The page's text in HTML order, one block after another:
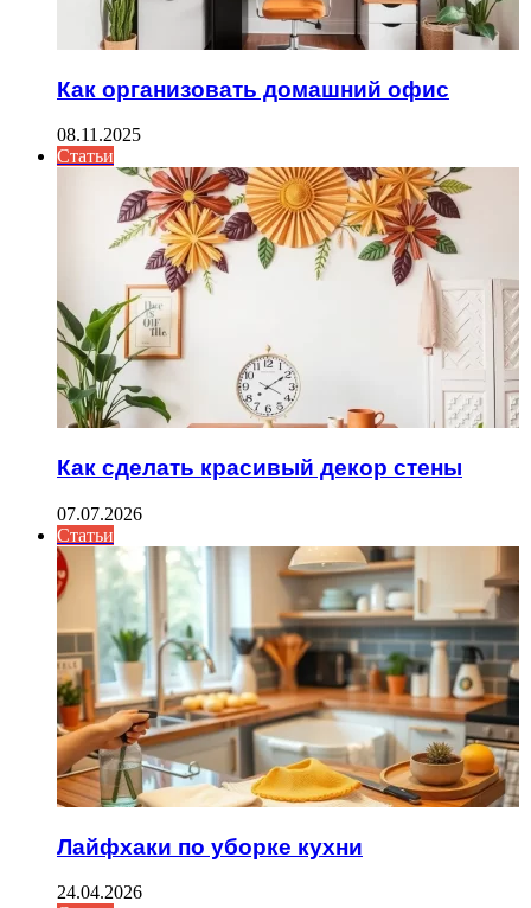
Как организовать домашний офис
08.11.2025
Статьи
Как сделать красивый декор стены
07.07.2026
Статьи
Лайфхаки по уборке кухни
24.04.2026